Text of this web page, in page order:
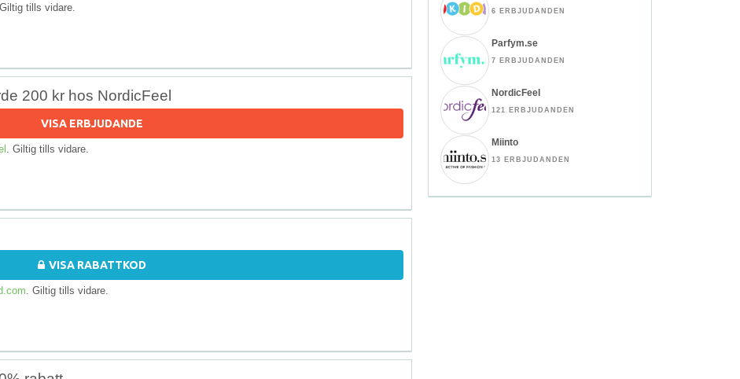
Giltig tills vidare.
200 kr hos NordicFeel
VISA ERBJUDANDE
. Giltig tills vidare.
VISA RABATTKOD
. Giltig tills vidare.
6 ERBJUDANDEN
Parfym.se
7 ERBJUDANDEN
NordicFeel
121 ERBJUDANDEN
Miinto
13 ERBJUDANDEN